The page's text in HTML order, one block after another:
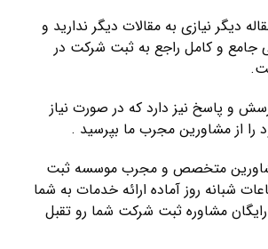
دیگر نیازی به مقالات دیگر ندارید و
جامع و کامل راجع به ثبت شرکت در
و پاسخ نیز دارد که در صورت نیاز
را از مشاورین مجرب ما بپرسید .
متخصص و مجرب موسسه ثبت
شبانه روز آماده ارائه خدمات به شما
مشاوره ثبت شرکت شما رو تقبل